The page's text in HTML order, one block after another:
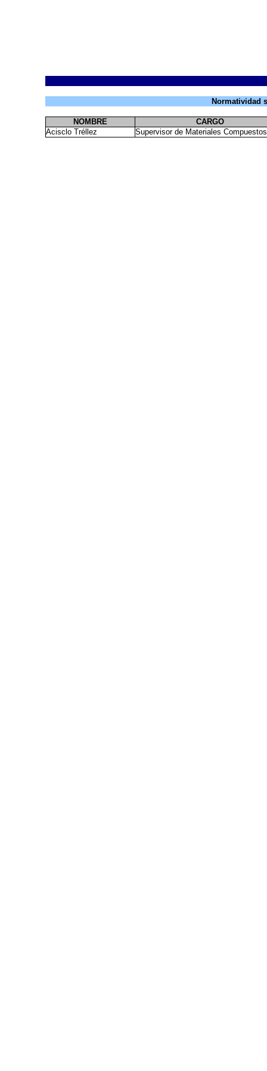
Normatividad
NOMBRE
CARGO
Acisclo Tréllez
Supervisor de Materiales Compuestos